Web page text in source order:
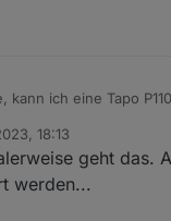
kann ich eine Tapo
18:13
geht das.
werden...